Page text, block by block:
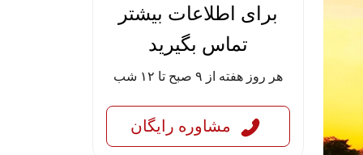
برای اطلاعات بیشتر
تماس بگیرید
هر روز هفته از ۹ صبح تا ۱۲ شب
مشاوره رایگان